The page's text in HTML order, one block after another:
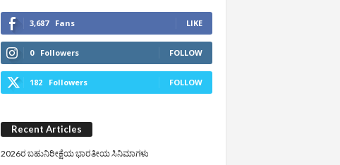
3,687 Fans LIKE
0 Followers FOLLOW
182 Followers FOLLOW
Recent Articles
2026ರ ಬಹುನಿರೀಕ್ಷೆಯ ಭಾರತೀಯ ಸಿನಿಮಾಗಳು